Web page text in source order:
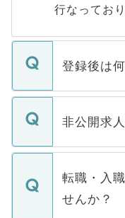
行なっており
登録後は
ご登録いた
登録内容を
ます。通常
いただきま
非公開求
マイナビ
うち約3割
けない「非
下記の理由
転職・入
せんか？